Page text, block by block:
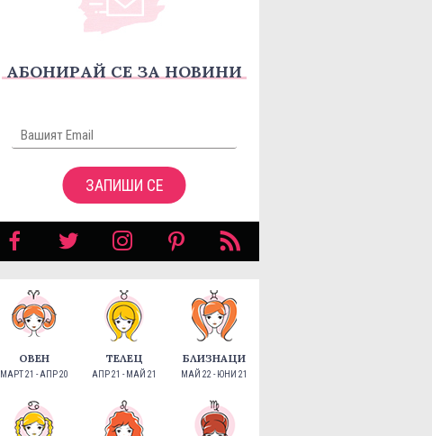
АБОНИРАЙ СЕ ЗА НОВИНИ
ЗАПИШИ СЕ
ОВЕН
МАРТ 21 - АПР 20
ТЕЛЕЦ
АПР 21 - МАЙ 21
БЛИЗНАЦИ
МАЙ 22 - ЮНИ 21